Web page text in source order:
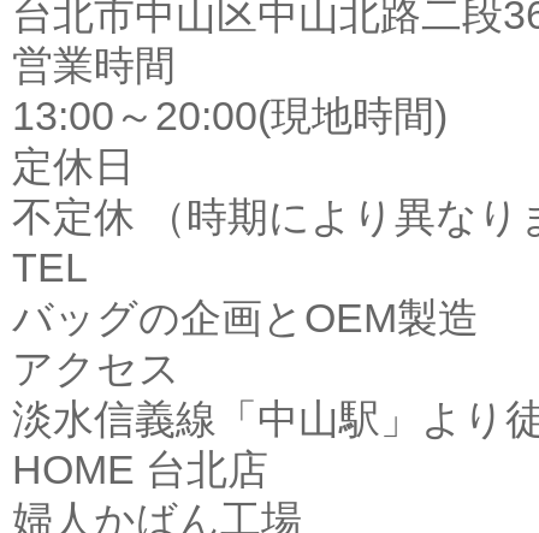
台北市中山区中山北路二段
営業時間
13:00～20:00(現地時間)
定休日
不定休 （時期により異なり
TEL
バッグの企画とOEM製造
アクセス
淡水信義線「中山駅」より
HOME 台北店
婦人かばん工場